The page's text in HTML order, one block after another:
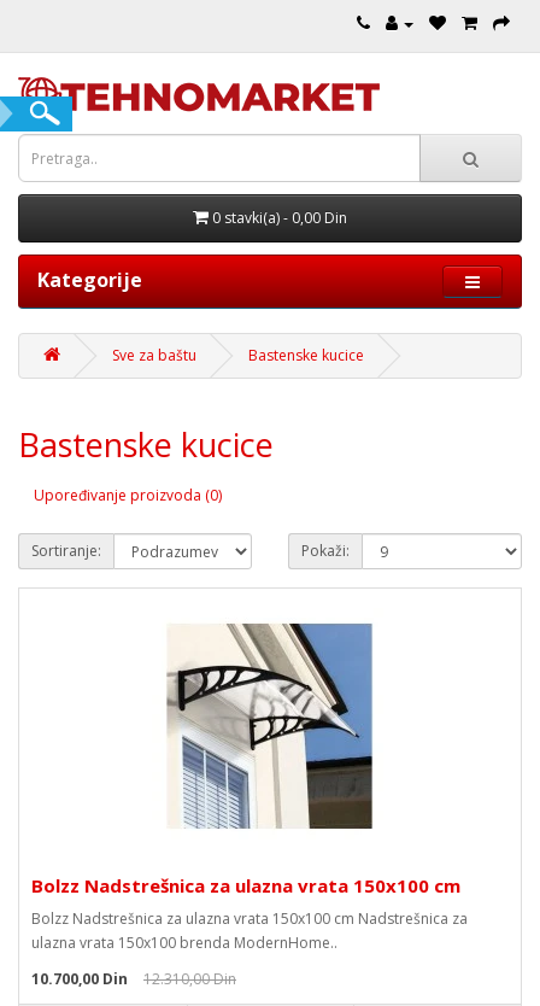
0 stavki(a) - 0,00 Din
Kategorije
Sve za baštu Bastenske kucice
Bastenske kucice
Upoređivanje proizvoda (0)
Sortiranje: Pokaži:
Bolzz Nadstrešnica za ulazna vrata 150x100 cm
Bolzz Nadstrešnica za ulazna vrata 150x100 cm Nadstrešnica za
ulazna vrata 150x100 brenda ModernHome..
10.700,00 Din
12.310,00 Din